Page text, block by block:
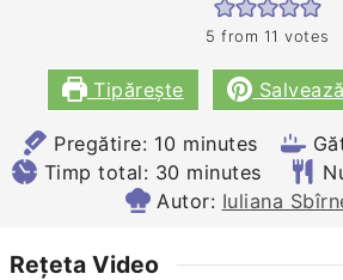
5 from 11 votes
Tipărește
Pregătire: 10minutes
minutes
Timp total: 30minutes
minutes
Autor: Iuliana
Rețeta Video